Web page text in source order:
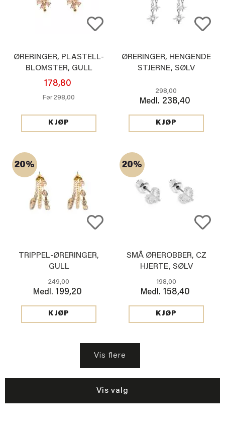
ØRERINGER, PLASTELL-
BLOMSTER, GULL
178,80
Før298,00
KJØP
ØRERINGER, HENGENDE
STJERNE, SØLV
298,00
Medl. 238,40
KJØP
20%
TRIPPEL-ØRERINGER,
GULL
249,00
Medl. 199,20
KJØP
20%
SMÅ ØREROBBER, CZ
HJERTE, SØLV
198,00
Medl. 158,40
KJØP
Vis flere
Vis valg